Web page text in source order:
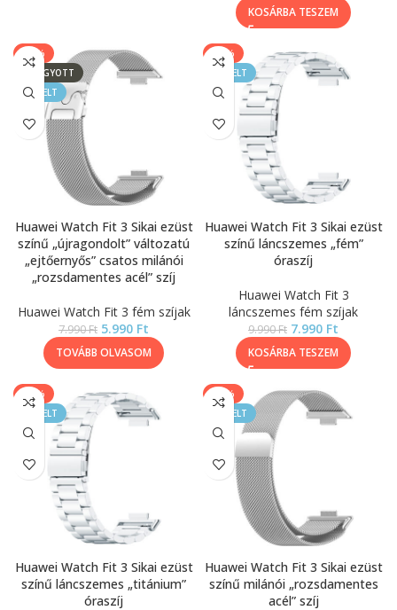
KOSÁRBA TESZEM
-25%
ELFOGYOTT
KIEMELT
Huawei Watch Fit 3 Sikai ezüst
színű „újragondolt” változatú
„ejtőernyős” csatos milánói
„rozsdamentes acél” szíj
Huawei Watch Fit 3 fém szíjak
7.990Ft 5.990 Ft
TOVÁBB OLVASOM
-20%
KIEMELT
Huawei Watch Fit 3 Sikai ezüst
színű láncszemes „fém”
óraszíj
Huawei Watch Fit 3
láncszemes fém szíjak
9.990Ft 7.990 Ft
KOSÁRBA TESZEM
-40%
KIEMELT
Huawei Watch Fit 3 Sikai ezüst
színű láncszemes „titánium”
óraszíj
-33%
KIEMELT
Huawei Watch Fit 3 Sikai ezüst
színű milánói „rozsdamentes
acél” szíj